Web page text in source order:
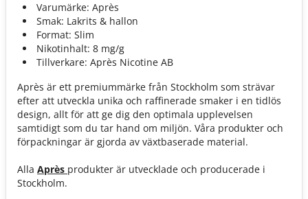
Varumärke: Après
Smak: Lakrits & hallon
Format: Slim
Nikotinhalt: 8 mg/g
Tillverkare: Après Nicotine AB
Après är ett premiummärke från Stockholm som strävar
efter att utveckla unika och raffinerade smaker i en tidlös
design, allt för att ge dig den optimala upplevelsen
samtidigt som du tar hand om miljön. Våra produkter och
förpackningar är gjorda av växtbaserade material.
Alla Après produkter är utvecklade och producerade i
Stockholm.